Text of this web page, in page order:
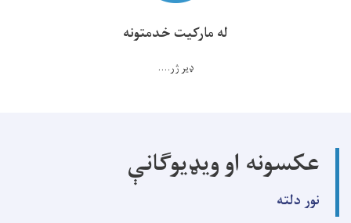
له مارکیت خدمتونه
ډیر ژر....
عکسونه او ویډیوګانې
نور دلته